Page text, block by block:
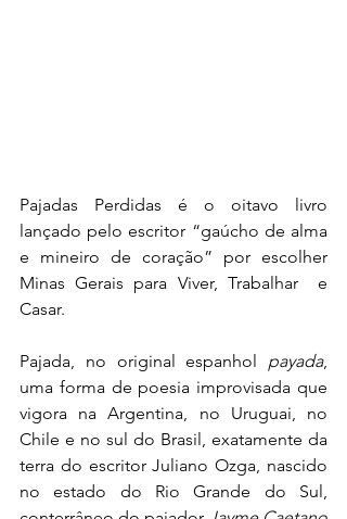
Pajadas Perdidas é o oitavo livro
lançado pelo escritor “gaúcho de alma
e mineiro de coração” por escolher
Minas Gerais para Viver, Trabalhar  e
Casar.
Pajada, no original espanhol payada,
uma forma de poesia improvisada que
vigora na Argentina, no Uruguai, no
Chile e no sul do Brasil, exatamente da
terra do escritor Juliano Ozga, nascido
no estado do Rio Grande do Sul,